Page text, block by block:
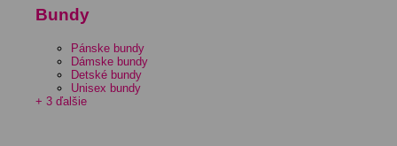
Bundy
Pánske bundy
Dámske bundy
Detské bundy
Unisex bundy
+ 3 ďalšie